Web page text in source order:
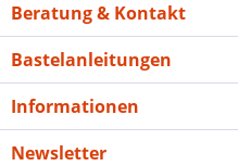
Beratung & Kontakt
Bastelanleitungen
Informationen
Newsletter